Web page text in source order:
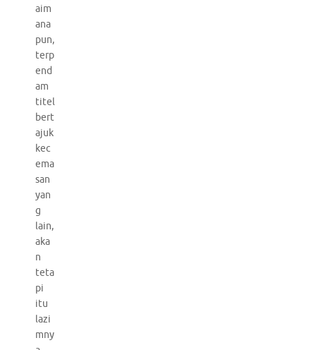
aim
ana
pun,
terp
end
am
titel
bert
ajuk
kec
ema
san
yan
g
lain,
aka
n
teta
pi
itu
lazi
mny